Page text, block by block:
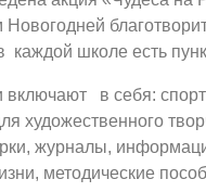
каждой школе есть
в себя:
художественного
журналы,
методические